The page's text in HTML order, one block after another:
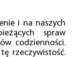
i na naszych
spraw
codzienności.
rzeczywistość.